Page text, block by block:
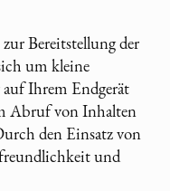
Bereitstellung der
um kleine
Ihrem Endgerät
Abruf von Inhalten
den Einsatz von
und